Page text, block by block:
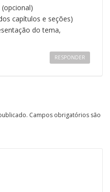
capítulos e seções)
do tema,
RESPONDER
Campos obrigatórios são